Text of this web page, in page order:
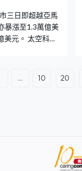
三日即超越亞馬
暴漲至1.3萬億美
元。 太空科技
... 10 20